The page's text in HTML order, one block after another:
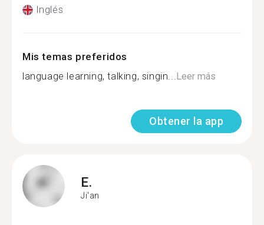
Inglés
Mis temas preferidos
language learning, talking, singin...Leer más
Obtener la app
E.
Ji'an